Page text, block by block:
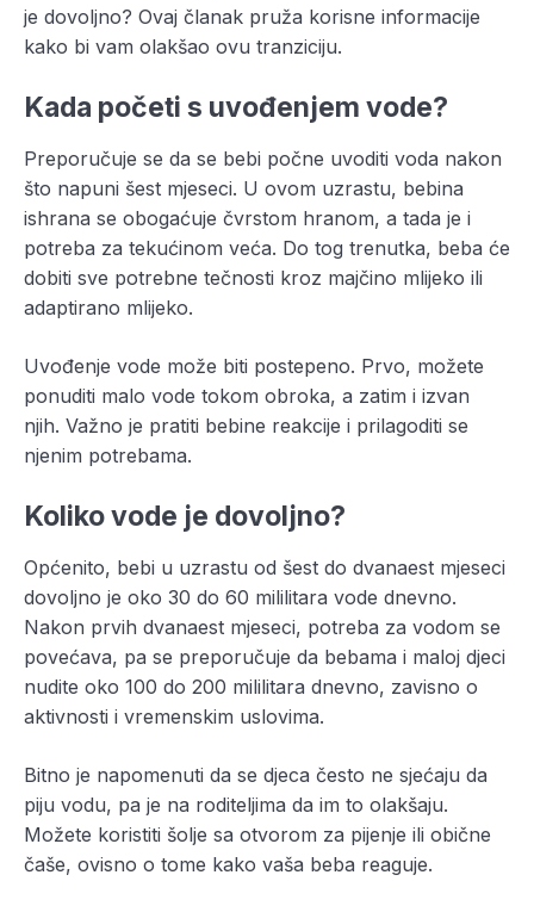
je dovoljno? Ovaj članak pruža korisne informacije
kako bi vam olakšao ovu tranziciju.
Kada početi s uvođenjem vode?
Preporučuje se da se bebi počne uvoditi voda nakon
što napuni šest mjeseci. U ovom uzrastu, bebina
ishrana se obogaćuje čvrstom hranom, a tada je i
potreba za tekućinom veća. Do tog trenutka, beba će
dobiti sve potrebne tečnosti kroz majčino mlijeko ili
adaptirano mlijeko.
Uvođenje vode može biti postepeno. Prvo, možete
ponuditi malo vode tokom obroka, a zatim i izvan
njih. Važno je pratiti bebine reakcije i prilagoditi se
njenim potrebama.
Koliko vode je dovoljno?
Općenito, bebi u uzrastu od šest do dvanaest mjeseci
dovoljno je oko 30 do 60 mililitara vode dnevno.
Nakon prvih dvanaest mjeseci, potreba za vodom se
povećava, pa se preporučuje da bebama i maloj djeci
nudite oko 100 do 200 mililitara dnevno, zavisno o
aktivnosti i vremenskim uslovima.
Bitno je napomenuti da se djeca često ne sjećaju da
piju vodu, pa je na roditeljima da im to olakšaju.
Možete koristiti šolje sa otvorom za pijenje ili obične
čaše, ovisno o tome kako vaša beba reaguje.